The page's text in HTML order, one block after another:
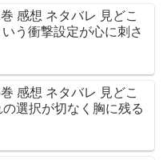
感想 ネタバレ 見どこ
う衝撃設定が心に刺さ
感想 ネタバレ 見どこ
選択が切なく胸に残る